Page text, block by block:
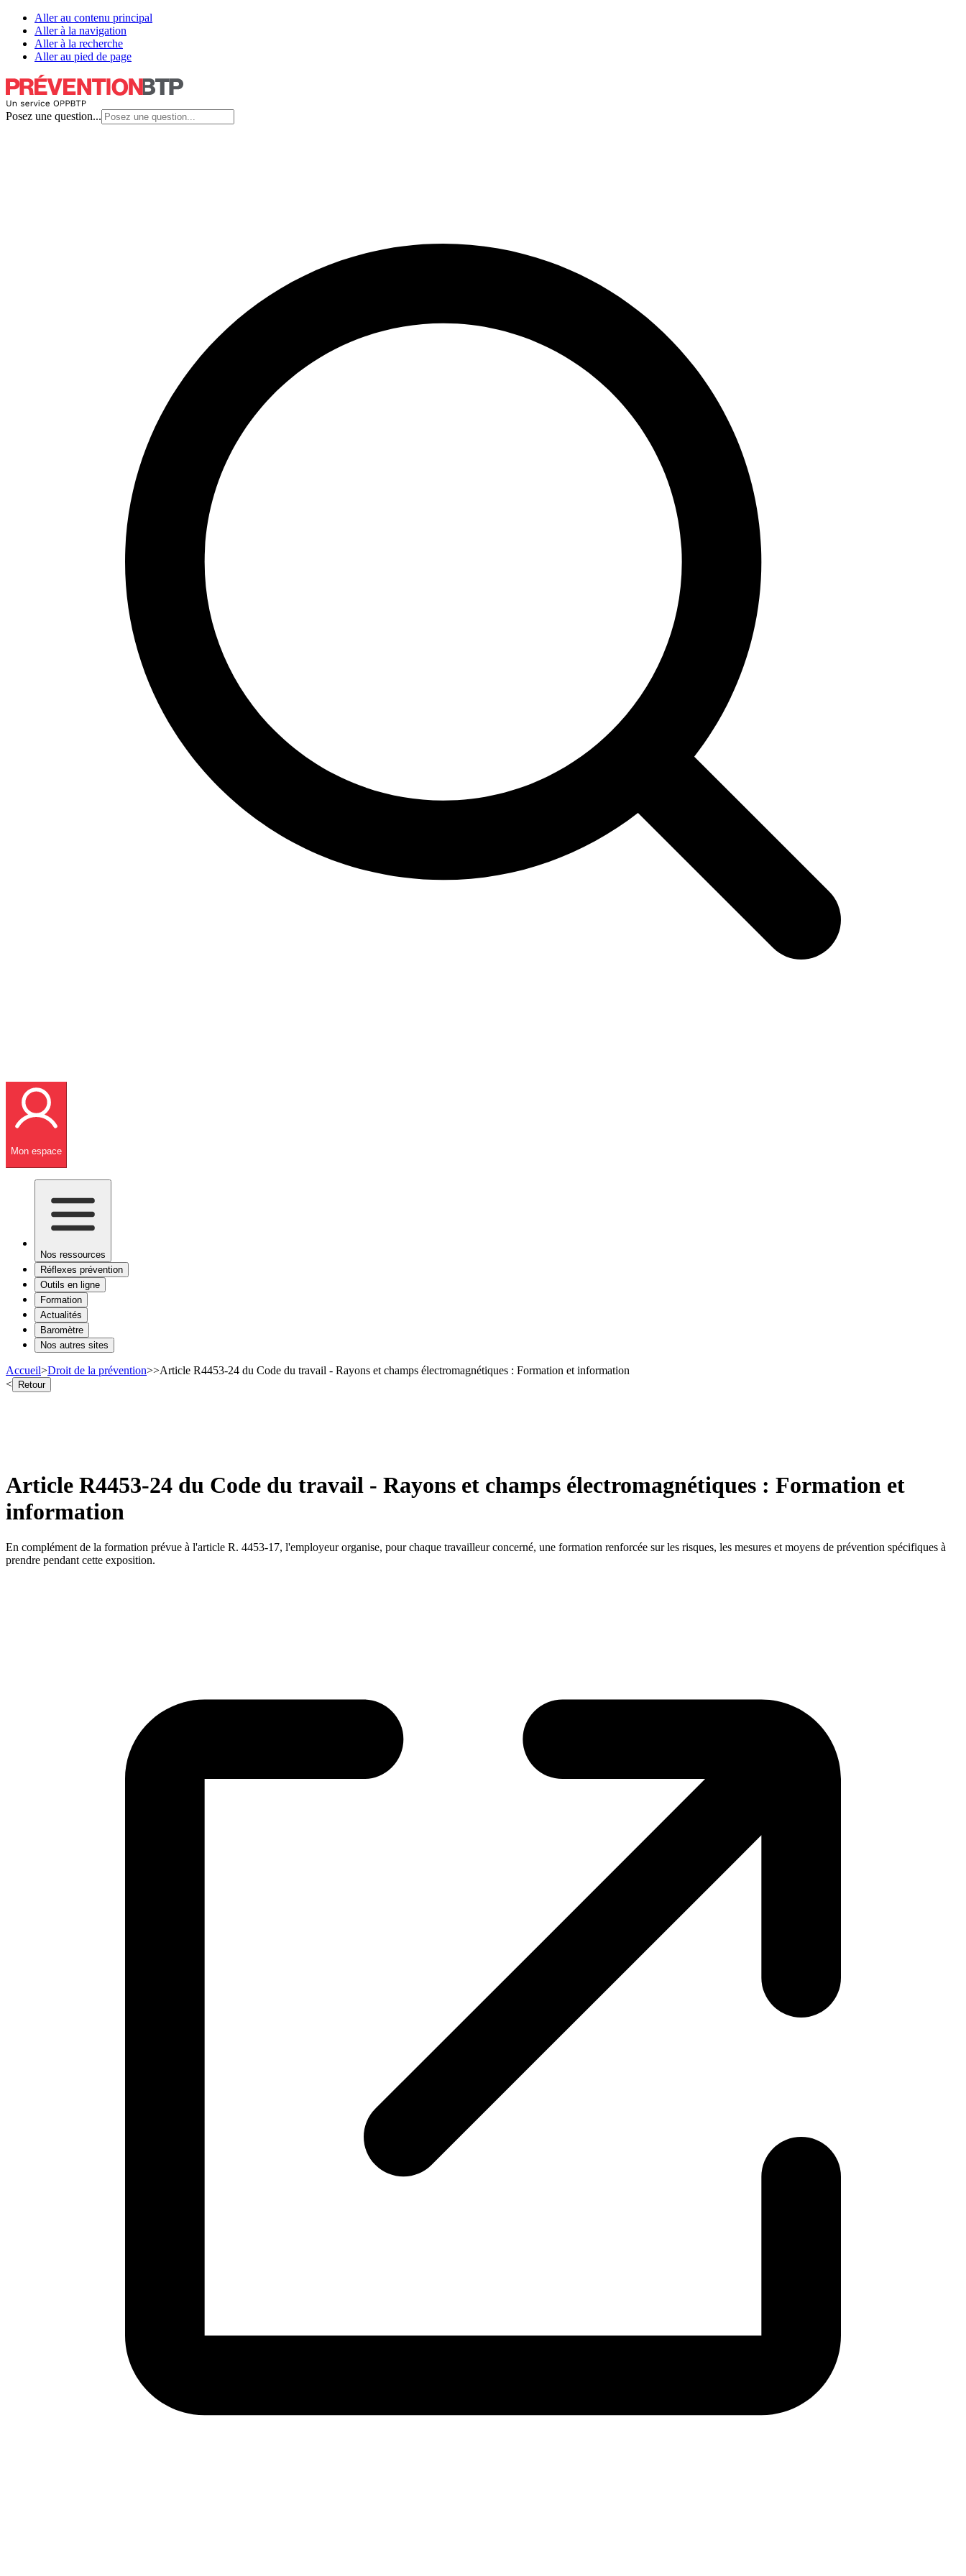
Aller au contenu principal
Aller à la navigation
Aller à la recherche
Aller au pied de page
Posez une question...
Mon espace
Nos ressources
Réflexes prévention
Outils en ligne
Formation
Actualités
Baromètre
Nos autres sites
Accueil>Droit de la prévention>>Article R4453-24 du Code du travail - Rayons et champs électromagnétiques : Formation et information
< Retour
Article R4453-24 du Code du travail - Rayons et champs électromagnétiques : Formation et
information
En complément de la formation prévue à l'article R. 4453-17, l'employeur organise, pour chaque travailleur concerné, une formation renforcée sur les risques, les mesures et moyens de prévention spécifiques à
prendre pendant cette exposition.